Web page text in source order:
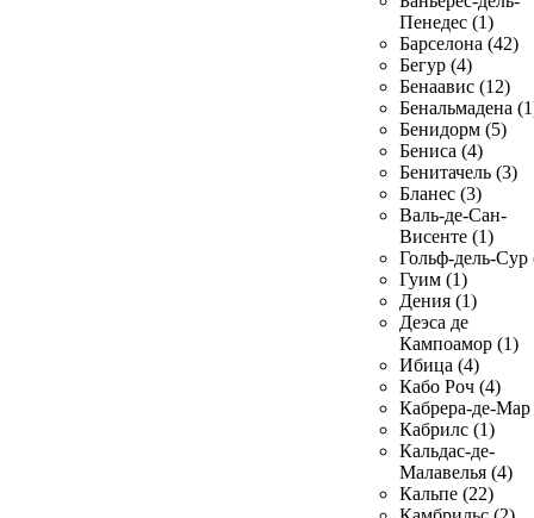
Пенедес (1)
Барселона (42)
Бегур (4)
Бенаавис (12)
Бенальмадена
Бенидорм (5)
Бениса (4)
Бенитачель (3)
Бланес (3)
Валь-де-Сан-
Висенте (1)
Гольф-дель-Сур
Гуим (1)
Дения (1)
Деэса де
Кампоамор (1)
Ибица (4)
Кабо Роч (4)
Кабрера-де-Мар
Кабрилс (1)
Кальдас-де-
Малавелья (4)
Кальпе (22)